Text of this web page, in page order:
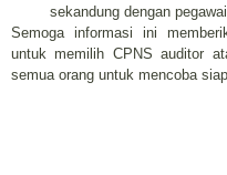
sekandung dengan
Semoga informasi ini
untuk memilih CPNS auditor
semua orang untuk mencoba